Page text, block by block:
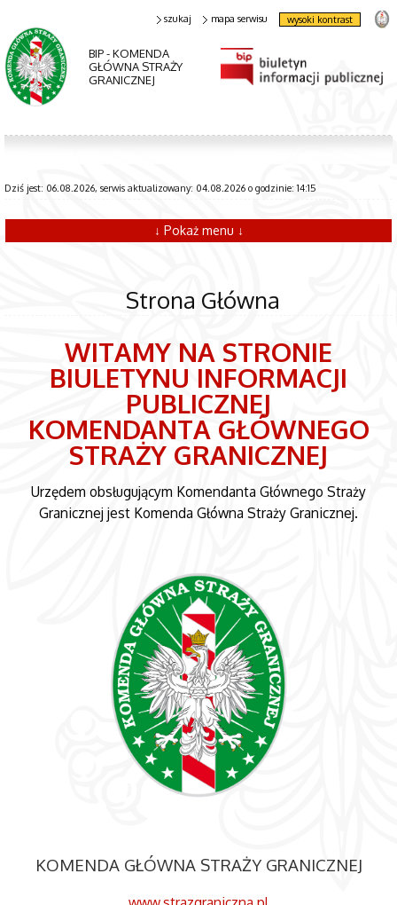
BIP - KOMENDA
GŁÓWNA STRAŻY
GRANICZNEJ
szukaj mapa serwisu wysoki kontrast
Dziś jest: 06.08.2026, serwis aktualizowany: 04.08.2026 o godzinie: 14:15
↓ Pokaż menu ↓
Strona Główna
WITAMY NA STRONIE
BIULETYNU INFORMACJI
PUBLICZNEJ
KOMENDANTA GŁÓWNEGO
STRAŻY GRANICZNEJ
Urzędem obsługującym Komendanta Głównego Straży
Granicznej jest Komenda Główna Straży Granicznej.
KOMENDA GŁÓWNA STRAŻY GRANICZNEJ